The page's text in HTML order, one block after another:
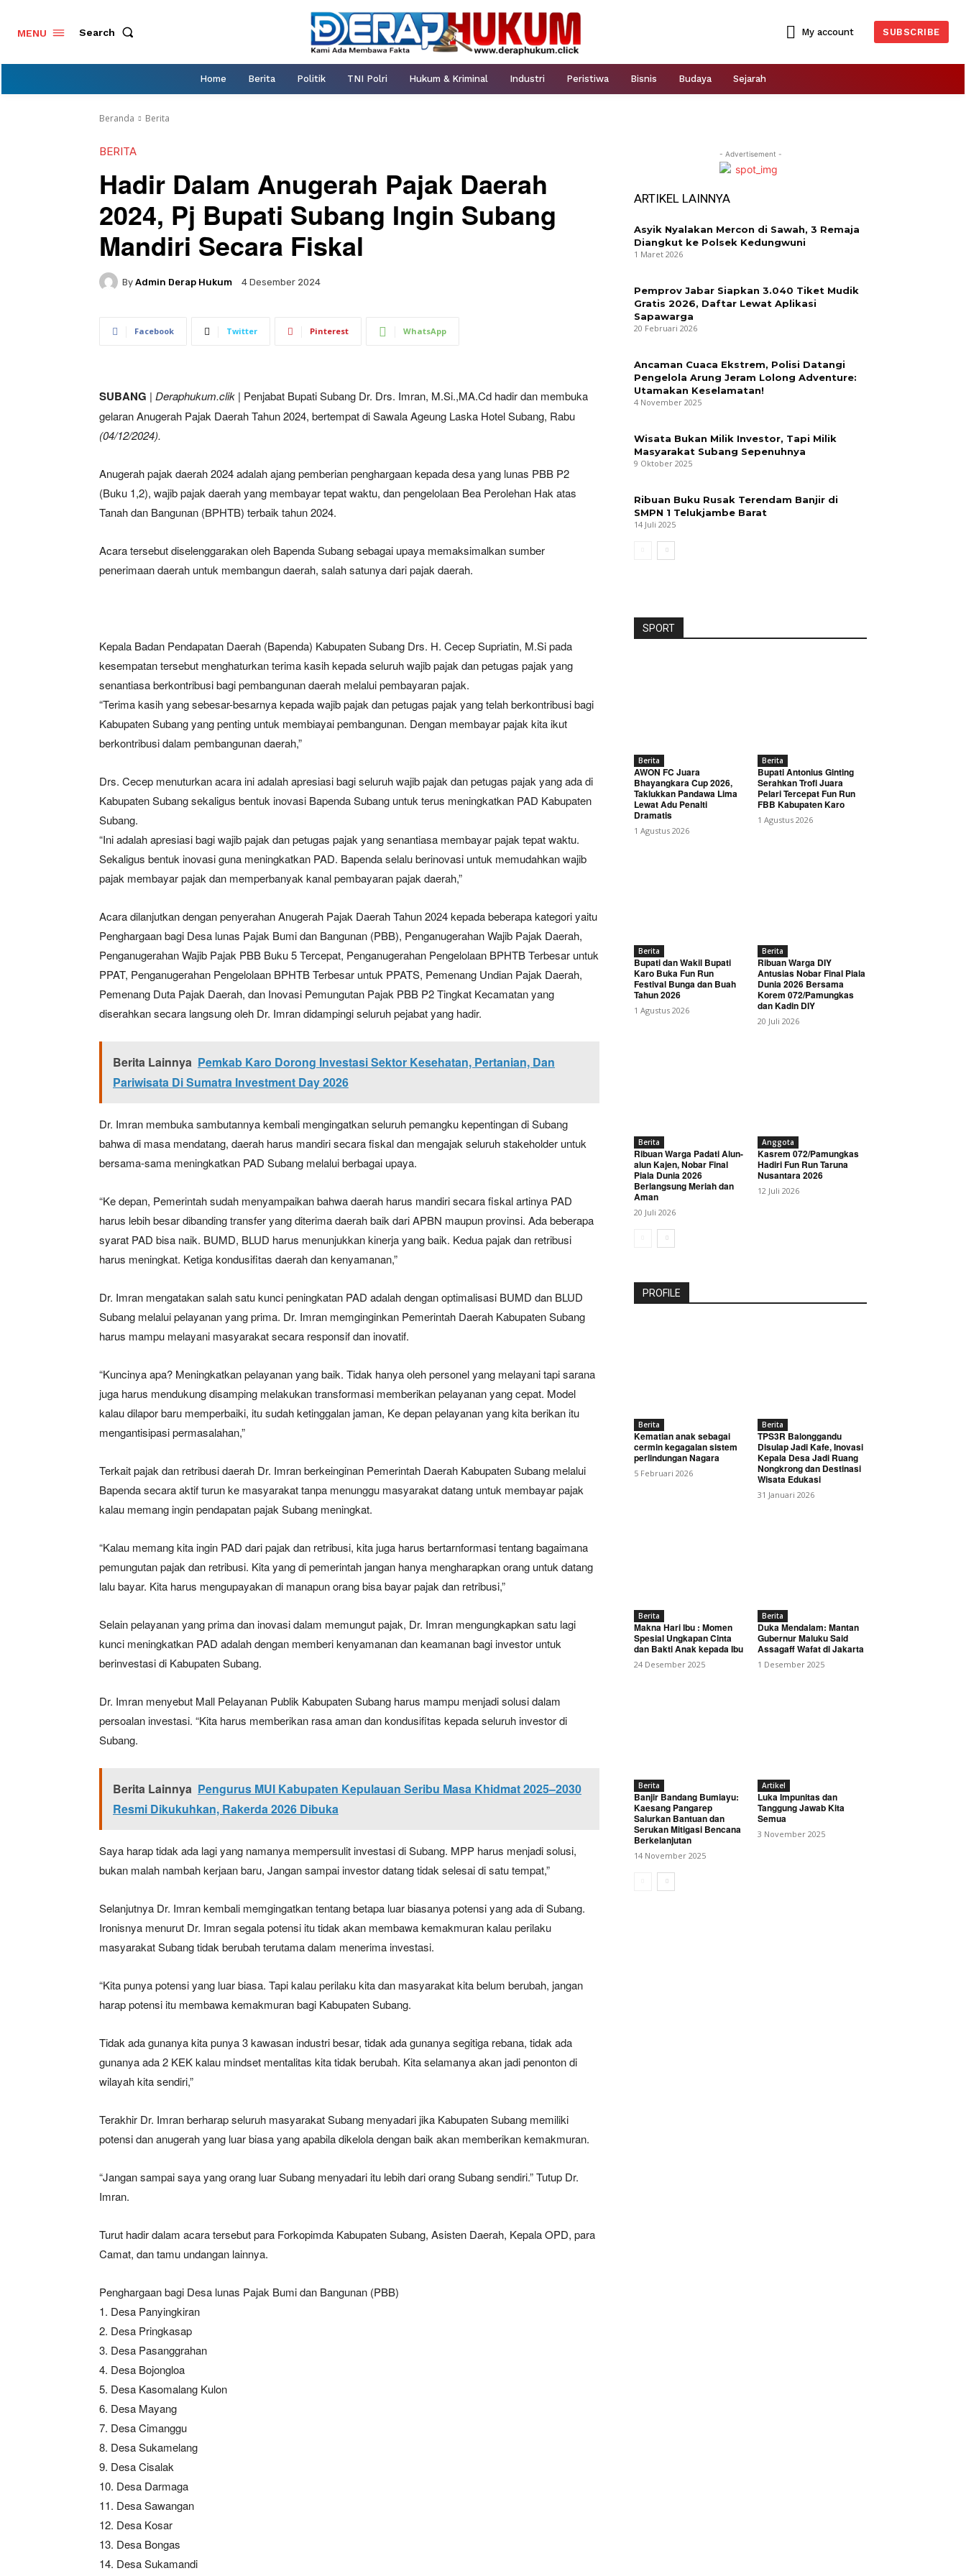
MENU Search My account SUBSCRIBE
Home Berita Politik TNI Polri Hukum & Kriminal Industri Peristiwa Bisnis Budaya Sejarah
Beranda Berita
BERITA
Hadir Dalam Anugerah Pajak Daerah
2024, Pj Bupati Subang Ingin Subang
Mandiri Secara Fiskal
By Admin Derap Hukum 4 Desember 2024
Facebook Twitter Pinterest WhatsApp
SUBANG | Deraphukum.clik | Penjabat Bupati Subang Dr. Drs. Imran, M.Si.,MA.Cd hadir dan membuka
gelaran Anugerah Pajak Daerah Tahun 2024, bertempat di Sawala Ageung Laska Hotel Subang, Rabu
(04/12/2024).
Anugerah pajak daerah 2024 adalah ajang pemberian penghargaan kepada desa yang lunas PBB P2
(Buku 1,2), wajib pajak daerah yang membayar tepat waktu, dan pengelolaan Bea Perolehan Hak atas
Tanah dan Bangunan (BPHTB) terbaik tahun 2024.
Acara tersebut diselenggarakan oleh Bapenda Subang sebagai upaya memaksimalkan sumber
penerimaan daerah untuk membangun daerah, salah satunya dari pajak daerah.
Kepala Badan Pendapatan Daerah (Bapenda) Kabupaten Subang Drs. H. Cecep Supriatin, M.Si pada
kesempatan tersebut menghaturkan terima kasih kepada seluruh wajib pajak dan petugas pajak yang
senantiasa berkontribusi bagi pembangunan daerah melalui pembayaran pajak.
“Terima kasih yang sebesar-besarnya kepada wajib pajak dan petugas pajak yang telah berkontribusi bagi
Kabupaten Subang yang penting untuk membiayai pembangunan. Dengan membayar pajak kita ikut
berkontribusi dalam pembangunan daerah,”
Drs. Cecep menuturkan acara ini adalah apresiasi bagi seluruh wajib pajak dan petugas pajak yang ada di
Kabupaten Subang sekaligus bentuk inovasi Bapenda Subang untuk terus meningkatkan PAD Kabupaten
Subang.
“Ini adalah apresiasi bagi wajib pajak dan petugas pajak yang senantiasa membayar pajak tepat waktu.
Sekaligus bentuk inovasi guna meningkatkan PAD. Bapenda selalu berinovasi untuk memudahkan wajib
pajak membayar pajak dan memperbanyak kanal pembayaran pajak daerah,”
Acara dilanjutkan dengan penyerahan Anugerah Pajak Daerah Tahun 2024 kepada beberapa kategori yaitu
Penghargaan bagi Desa lunas Pajak Bumi dan Bangunan (PBB), Penganugerahan Wajib Pajak Daerah,
Penganugerahan Wajib Pajak PBB Buku 5 Tercepat, Penganugerahan Pengelolaan BPHTB Terbesar untuk
PPAT, Penganugerahan Pengelolaan BPHTB Terbesar untuk PPATS, Pemenang Undian Pajak Daerah,
Pemenang Duta Pajak Daerah, dan Inovasi Pemungutan Pajak PBB P2 Tingkat Kecamatan yang
diserahkan secara langsung oleh Dr. Imran didampingi seluruh pejabat yang hadir.
Berita Lainnya Pemkab Karo Dorong Investasi Sektor Kesehatan, Pertanian, Dan
Pariwisata Di Sumatra Investment Day 2026
Dr. Imran membuka sambutannya kembali mengingatkan seluruh pemangku kepentingan di Subang
bahwa di masa mendatang, daerah harus mandiri secara fiskal dan mengajak seluruh stakeholder untuk
bersama-sama meningkatkan PAD Subang melalui berbagai upaya.
“Ke depan, Pemerintah sudah menyampaikan bahwa daerah harus mandiri secara fiskal artinya PAD
harus lebih besar dibanding transfer yang diterima daerah baik dari APBN maupun provinsi. Ada beberapa
syarat PAD bisa naik. BUMD, BLUD harus menunjukkan kinerja yang baik. Kedua pajak dan retribusi
harus meningkat. Ketiga kondusifitas daerah dan kenyamanan,”
Dr. Imran mengatakan salah satu kunci peningkatan PAD adalah dengan optimalisasi BUMD dan BLUD
Subang melalui pelayanan yang prima. Dr. Imran memginginkan Pemerintah Daerah Kabupaten Subang
harus mampu melayani masyarakat secara responsif dan inovatif.
“Kuncinya apa? Meningkatkan pelayanan yang baik. Tidak hanya oleh personel yang melayani tapi sarana
juga harus mendukung disamping melakukan transformasi memberikan pelayanan yang cepat. Model
kalau dilapor baru memperbaiki, itu sudah ketinggalan jaman, Ke depan pelayanan yang kita berikan itu
mengantisipasi permasalahan,”
Terkait pajak dan retribusi daerah Dr. Imran berkeinginan Pemerintah Daerah Kabupaten Subang melalui
Bapenda secara aktif turun ke masyarakat tanpa menunggu masyarakat datang untuk membayar pajak
kalau memang ingin pendapatan pajak Subang meningkat.
“Kalau memang kita ingin PAD dari pajak dan retribusi, kita juga harus bertarnformasi tentang bagaimana
pemungutan pajak dan retribusi. Kita yang di pemerintah jangan hanya mengharapkan orang untuk datang
lalu bayar. Kita harus mengupayakan di manapun orang bisa bayar pajak dan retribusi,”
Selain pelayanan yang prima dan inovasi dalam memungut pajak, Dr. Imran mengungkapkan satu lagi
kunci meningkatkan PAD adalah dengan memberi kenyamanan dan keamanan bagi investor untuk
berinvestasi di Kabupaten Subang.
Dr. Imran menyebut Mall Pelayanan Publik Kabupaten Subang harus mampu menjadi solusi dalam
persoalan investasi. “Kita harus memberikan rasa aman dan kondusifitas kepada seluruh investor di
Subang.
Berita Lainnya Pengurus MUI Kabupaten Kepulauan Seribu Masa Khidmat 2025–2030
Resmi Dikukuhkan, Rakerda 2026 Dibuka
Saya harap tidak ada lagi yang namanya mempersulit investasi di Subang. MPP harus menjadi solusi,
bukan malah nambah kerjaan baru, Jangan sampai investor datang tidak selesai di satu tempat,”
Selanjutnya Dr. Imran kembali memgingatkan tentang betapa luar biasanya potensi yang ada di Subang.
Ironisnya menurut Dr. Imran segala potensi itu tidak akan membawa kemakmuran kalau perilaku
masyarakat Subang tidak berubah terutama dalam menerima investasi.
“Kita punya potensi yang luar biasa. Tapi kalau perilaku kita dan masyarakat kita belum berubah, jangan
harap potensi itu membawa kemakmuran bagi Kabupaten Subang.
Tidak ada gunanya kita punya 3 kawasan industri besar, tidak ada gunanya segitiga rebana, tidak ada
gunanya ada 2 KEK kalau mindset mentalitas kita tidak berubah. Kita selamanya akan jadi penonton di
wilayah kita sendiri,”
Terakhir Dr. Imran berharap seluruh masyarakat Subang menyadari jika Kabupaten Subang memiliki
potensi dan anugerah yang luar biasa yang apabila dikelola dengan baik akan memberikan kemakmuran.
“Jangan sampai saya yang orang luar Subang menyadari itu lebih dari orang Subang sendiri.” Tutup Dr.
Imran.
Turut hadir dalam acara tersebut para Forkopimda Kabupaten Subang, Asisten Daerah, Kepala OPD, para
Camat, dan tamu undangan lainnya.
Penghargaan bagi Desa lunas Pajak Bumi dan Bangunan (PBB)
1. Desa Panyingkiran
2. Desa Pringkasap
3. Desa Pasanggrahan
4. Desa Bojongloa
5. Desa Kasomalang Kulon
6. Desa Mayang
7. Desa Cimanggu
8. Desa Sukamelang
9. Desa Cisalak
10. Desa Darmaga
11. Desa Sawangan
12. Desa Kosar
13. Desa Bongas
14. Desa Sukamandi
- Advertisement -
ARTIKEL LAINNYA
Asyik Nyalakan Mercon di Sawah, 3 Remaja
Diangkut ke Polsek Kedungwuni
1 Maret 2026
Pemprov Jabar Siapkan 3.040 Tiket Mudik
Gratis 2026, Daftar Lewat Aplikasi
Sapawarga
20 Februari 2026
Ancaman Cuaca Ekstrem, Polisi Datangi
Pengelola Arung Jeram Lolong Adventure:
Utamakan Keselamatan!
4 November 2025
Wisata Bukan Milik Investor, Tapi Milik
Masyarakat Subang Sepenuhnya
9 Oktober 2025
Ribuan Buku Rusak Terendam Banjir di
SMPN 1 Telukjambe Barat
14 Juli 2025
SPORT
Berita
AWON FC Juara
Bhayangkara Cup 2026,
Taklukkan Pandawa Lima
Lewat Adu Penalti
Dramatis
1 Agustus 2026
Berita
Bupati Antonius Ginting
Serahkan Trofi Juara
Pelari Tercepat Fun Run
FBB Kabupaten Karo
1 Agustus 2026
Berita
Bupati dan Wakil Bupati
Karo Buka Fun Run
Festival Bunga dan Buah
Tahun 2026
1 Agustus 2026
Berita
Ribuan Warga DIY
Antusias Nobar Final Piala
Dunia 2026 Bersama
Korem 072/Pamungkas
dan Kadin DIY
20 Juli 2026
Berita
Ribuan Warga Padati Alun-
alun Kajen, Nobar Final
Piala Dunia 2026
Berlangsung Meriah dan
Aman
20 Juli 2026
Anggota
Kasrem 072/Pamungkas
Hadiri Fun Run Taruna
Nusantara 2026
12 Juli 2026
PROFILE
Berita
Kematian anak sebagai
cermin kegagalan sistem
perlindungan Nagara
5 Februari 2026
Berita
TPS3R Balonggandu
Disulap Jadi Kafe, Inovasi
Kepala Desa Jadi Ruang
Nongkrong dan Destinasi
Wisata Edukasi
31 Januari 2026
Berita
Makna Hari Ibu : Momen
Spesial Ungkapan Cinta
dan Bakti Anak kepada Ibu
24 Desember 2025
Berita
Duka Mendalam: Mantan
Gubernur Maluku Said
Assagaff Wafat di Jakarta
1 Desember 2025
Berita
Banjir Bandang Bumiayu:
Kaesang Pangarep
Salurkan Bantuan dan
Serukan Mitigasi Bencana
Berkelanjutan
14 November 2025
Artikel
Luka Impunitas dan
Tanggung Jawab Kita
Semua
3 November 2025